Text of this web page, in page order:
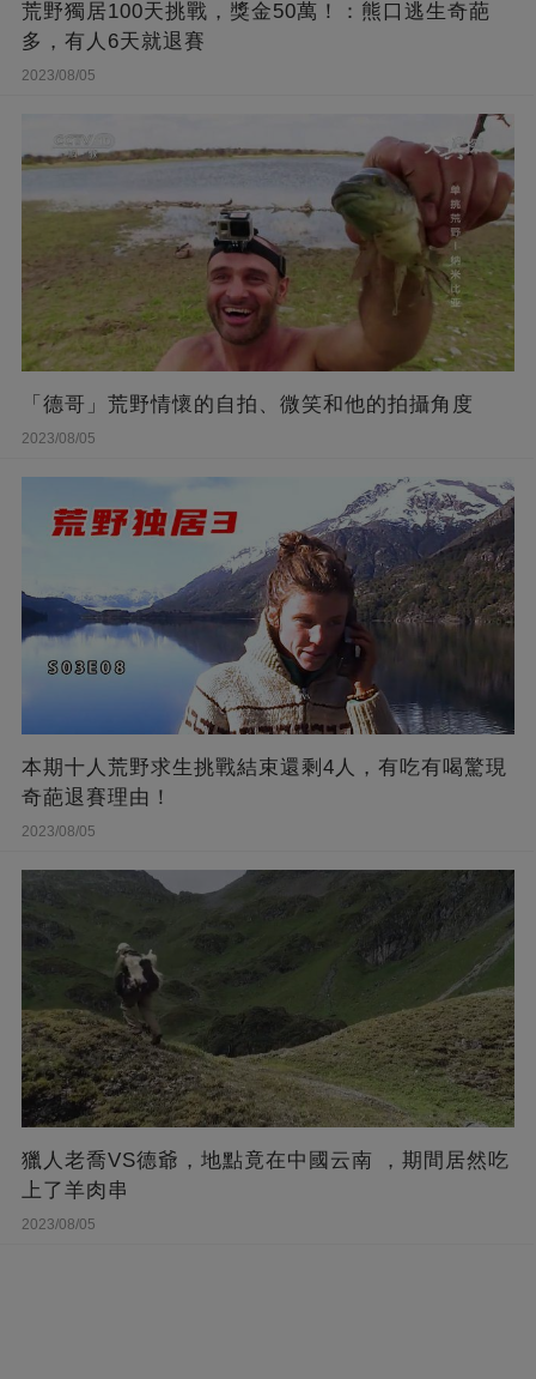
荒野獨居100天挑戰，獎金50萬！：熊口逃生奇葩
多，有人6天就退賽
2023/08/05
「德哥」荒野情懷的自拍、微笑和他的拍攝角度
2023/08/05
本期十人荒野求生挑戰結束還剩4人，有吃有喝驚現
奇葩退賽理由！
2023/08/05
獵人老喬VS德爺，地點竟在中國云南 ，期間居然吃
上了羊肉串
2023/08/05